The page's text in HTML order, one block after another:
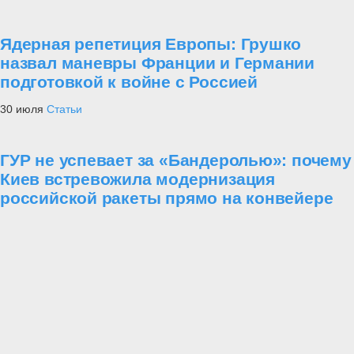
Ядерная репетиция Европы: Грушко
назвал маневры Франции и Германии
подготовкой к войне с Россией
30 июля Статьи
ГУР не успевает за «Бандеролью»: почему
Киев встревожила модернизация
российской ракеты прямо на конвейере